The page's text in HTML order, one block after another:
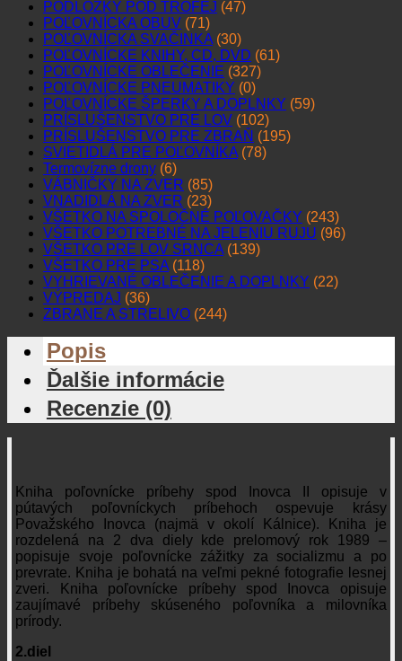
PODLOŽKY POD TROFEJ (47)
POĽOVNÍCKA OBUV (71)
POĽOVNÍCKA SVAČINKA (30)
POĽOVNÍCKE KNIHY, CD, DVD (61)
POĽOVNÍCKE OBLEČENIE (327)
POĽOVNÍCKE PNEUMATIKY (0)
POĽOVNÍCKE ŠPERKY A DOPLNKY (59)
PRÍSLUŠENSTVO PRE LOV (102)
PRÍSLUŠENSTVO PRE ZBRAŇ (195)
SVIETIDLÁ PRE POĽOVNÍKA (78)
Termovízne drony (6)
VÁBNIČKY NA ZVER (85)
VNADIDLÁ NA ZVER (23)
VŠETKO NA SPOLOČNÉ POĽOVAČKY (243)
VŠETKO POTREBNÉ NA JELENIU RUJU (96)
VŠETKO PRE LOV SRNCA (139)
VŠETKO PRE PSA (118)
VYHRIEVANÉ OBLEČENIE A DOPLNKY (22)
VÝPREDAJ (36)
ZBRANE A STRELIVO (244)
Popis
Ďalšie informácie
Recenzie (0)
Kniha poľovnícke príbehy spod Inovca II opisuje v
pútavých poľovníckych príbehoch ospevuje krásy
Považského Inovca (najmä v okolí Kálnice). Kniha je
rozdelená na 2 dva diely kde prelomový rok 1989 –
popisuje svoje poľovnícke zážitky za socializmu a po
prevrate. Kniha je bohatá na veľmi pekné fotografie lesnej
zveri. Kniha poľovnícke príbehy spod Inovca opisuje
zaujímavé príbehy skúseného poľovníka a milovníka
prírody.
2.diel